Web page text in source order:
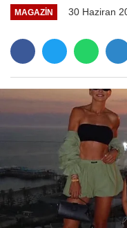
MAGAZIN 30 Haziran